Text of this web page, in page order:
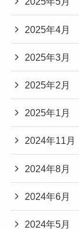
2025年4月
2025年3月
2025年2月
2025年1月
2024年11月
2024年8月
2024年6月
2024年5月